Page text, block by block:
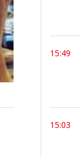
15:49
15:03